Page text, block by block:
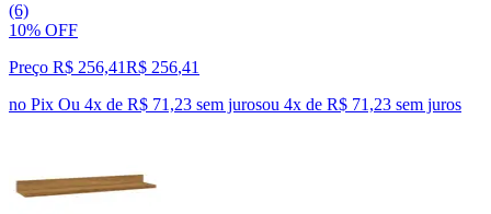
(6)
10% OFF
Preço R$ 256,41R$ 256,41
no Pix Ou 4x de R$ 71,23 sem jurosou 4x de R$ 71,23 sem juros